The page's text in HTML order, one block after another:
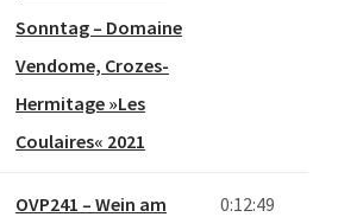
Sonntag – Domaine
Vendome, Crozes-
Hermitage »Les
Coulaires« 2021
OVP241 – Wein am
0:12:49